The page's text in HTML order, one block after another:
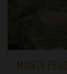
MONTE